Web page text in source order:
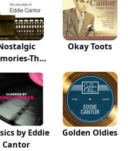
The
Very B...
Okay Toots
by Eddie
Cantor
Golden Oldies